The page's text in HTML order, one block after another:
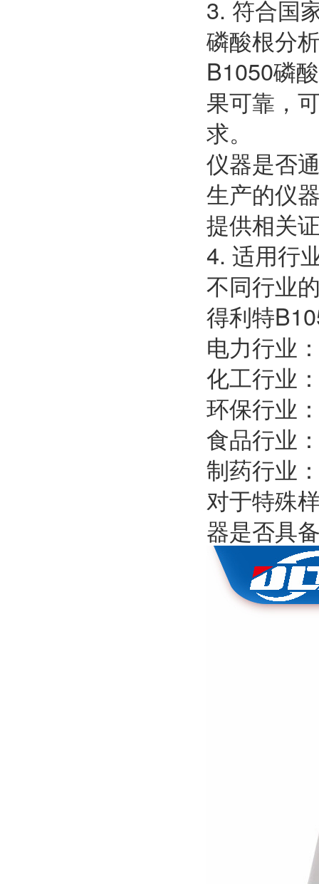
3. 符合国
磷酸根分
B1050磷
果可靠，
求。
仪器是否
生产的仪
提供相关
4. 适用行
不同行业
得利特
电力行业
化工行业
环保行业
食品行业
制药行业
对于特殊
器是否具